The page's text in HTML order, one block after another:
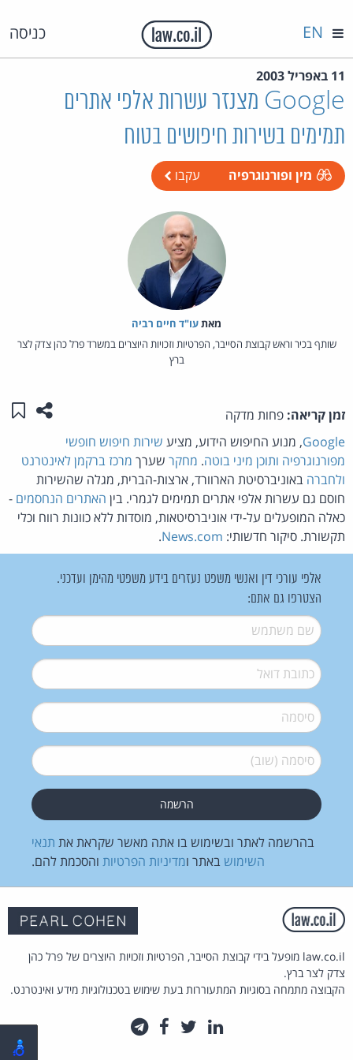
כניסה EN
11 באפריל 2003
Google מצנזר עשרות אלפי אתרים
תמימים בשירות חיפושים בטוח
מין ופורנוגרפיה עקבו
מאת‏עו"ד חיים רביה
שותף בכיר וראש קבוצת הסייבר, הפרטיות וזכויות היוצרים במשרד פרל כהן צדק לצר
ברץ
זמן קריאה: פחות מדקה שתפו
Google, מנוע החיפוש הידוע, מציע שירות חיפוש חופשי
מפורנוגרפיה ותוכן מיני בוטה. מחקר שערך מרכז ברקמן לאינטרנט
ולחברה באוניברסיטת הארוורד, ארצות-הברית, מגלה שהשירות
חוסם גם עשרות אלפי אתרים תמימים לגמרי. בין האתרים הנחסמים -
כאלה המופעלים על-ידי אוניברסיטאות, מוסדות ללא כוונות רווח וכלי
תקשורת. סיקור חדשותי: News.com
.
אלפי עורכי דין ואנשי משפט נעזרים בידע משפטי מהימן ועדכני.
הצטרפו גם אתם:
שם משתמש*
דואל*
סיסמה*
סיסמה (שוב)*
בהרשמה לאתר ובשימוש בו אתה מאשר שקראת את תנאי
השימוש באתר ומדיניות הפרטיות והסכמת להם.
law.co.il מופעל בידי קבוצת הסייבר, הפרטיות וזכויות היוצרים של פרל כהן
צדק לצר ברץ.
הקבוצה מתמחה בסוגיות המתעוררות בעת שימוש בטכנולוגיות מידע ואינטרנט.
לינקדאין
טוויטרפייסבוק